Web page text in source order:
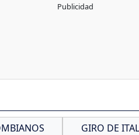
GIRO DE